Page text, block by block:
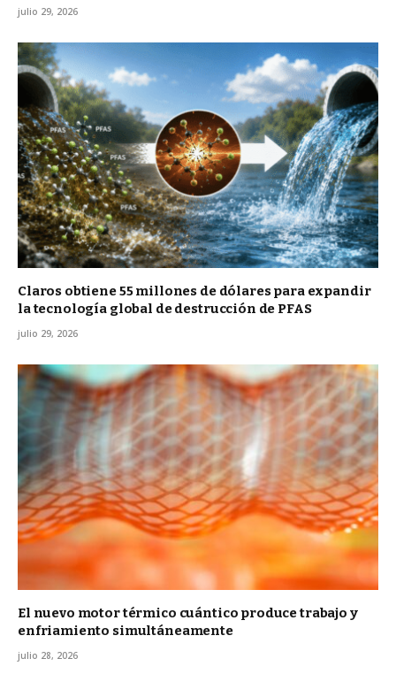
julio 29, 2026
Claros obtiene 55 millones de dólares para expandir
la tecnología global de destrucción de PFAS
julio 29, 2026
El nuevo motor térmico cuántico produce trabajo y
enfriamiento simultáneamente
julio 28, 2026